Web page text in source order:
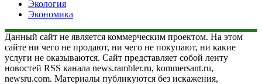
Экология
Экономика
Данный сайт не является коммерческим проектом. На этом
сайте ни чего не продают, ни чего не покупают, ни какие
услуги не оказываются. Сайт представляет собой ленту
новостей RSS канала news.rambler.ru, kommersant.ru,
newsru.com. Материалы публикуются без искажения,